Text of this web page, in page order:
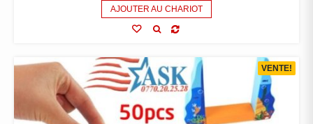
AJOUTER AU CHARIOT
VENTE!